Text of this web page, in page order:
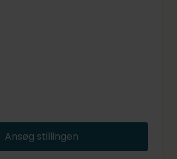
Ansøg stillingen